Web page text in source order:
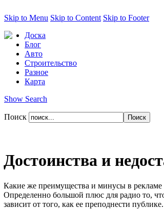
Skip to Menu Skip to Content Skip to Footer
Доска
Блог
Авто
Строительство
Разное
Карта
Show Search
Поиск
Достоинства и
Какие же преимущества и минусы в рекламе
Определенно большой плюс для радио то,
зависит от того, как ее преподнести публике.